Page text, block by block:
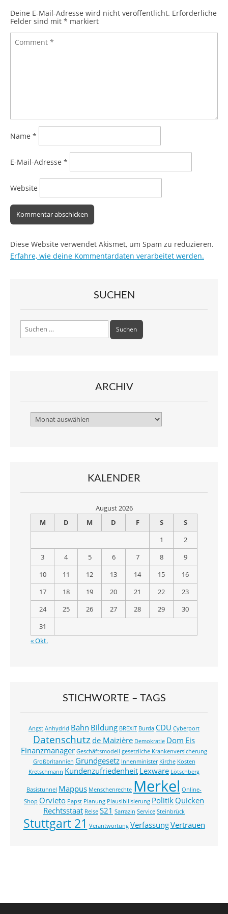
Deine E-Mail-Adresse wird nicht veröffentlicht. Erforderliche
Felder sind mit * markiert
Name *
E-Mail-Adresse *
Website
Diese Website verwendet Akismet, um Spam zu reduzieren.
Erfahre, wie deine Kommentardaten verarbeitet werden.
SUCHEN
Suchen
nach:
ARCHIV
Archiv
KALENDER
August 2026
M
D M D F S
S
1
2
3
4 5 6 7 8
9
10
11 12 13 14 15
16
17
18 19 20 21 22
23
24
25 26 27 28 29
30
31
« Okt.
STICHWORTE – TAGS
Angst Anhydrid Bahn Bildung BREXIT Burda CDU Cyberport
Datenschutzde Maizière Demokratie Dom Eis
Finanzmanager Geschäftsmodell gesetzliche Krankenversicherung
Großbritannien Grundgesetz Innenminister Kirche Kosten
Kretschmann KundenzufriedenheitLexware Lötschberg
Basistunnel Mappus Menschenrechte Merkel Online-
Shop Orvieto Papst Planung Plausibilisierung PolitikQuicken
Rechtsstaat Reise S21 Sarrazin Service Steinbrück
Stuttgart 21 Verantwortung VerfassungVertrauen